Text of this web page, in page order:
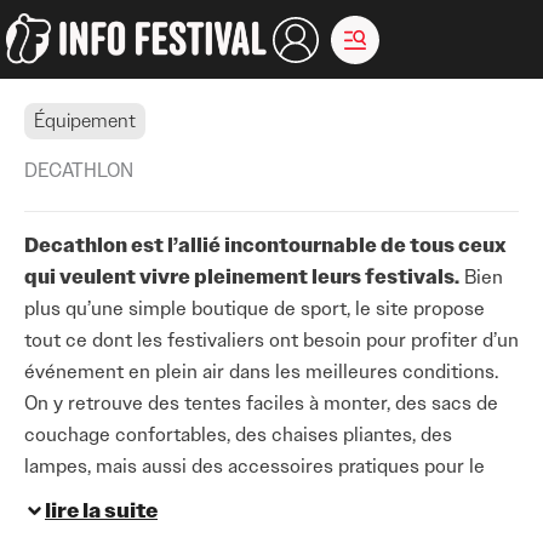
Aller
au
contenu
Équipement
DECATHLON
Decathlon est l’allié incontournable de tous ceux
qui veulent vivre pleinement leurs festivals. Bien
plus qu’une simple boutique de sport, le site propose
tout ce dont les festivaliers ont besoin pour profiter d’un
événement en plein air dans les meilleures conditions.
On y retrouve des tentes faciles à monter, des sacs de
couchage confortables, des chaises pliantes, des
lampes, mais aussi des accessoires pratiques pour le
camping et la vie sur un site de festival.
lire la suite